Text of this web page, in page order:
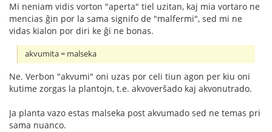
Mi neniam vidis vorton "aperta" tiel uzitan, kaj mia vortaro ne
mencias ĝin por la sama signifo de "malfermi", sed mi ne
vidas kialon por diri ke ĝi ne bonas.
akvumita = malseka
Ne. Verbon "akvumi" oni uzas por celi tiun agon per kiu oni
kutime zorgas la plantojn, t.e. akvoverŝado kaj akvonutrado.
Ja planta vazo estas malseka post akvumado sed ne temas pri
sama nuanco.